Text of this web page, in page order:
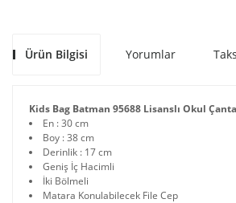
Ürün Bilgisi Yorumlar
Kids Bag Batman 95688 Lisanslı Okul
En : 30 cm
Boy : 38 cm
Derinlik : 17 cm
Geniş İç Hacimli
İki Bölmeli
Matara Konulabilecek File Cep